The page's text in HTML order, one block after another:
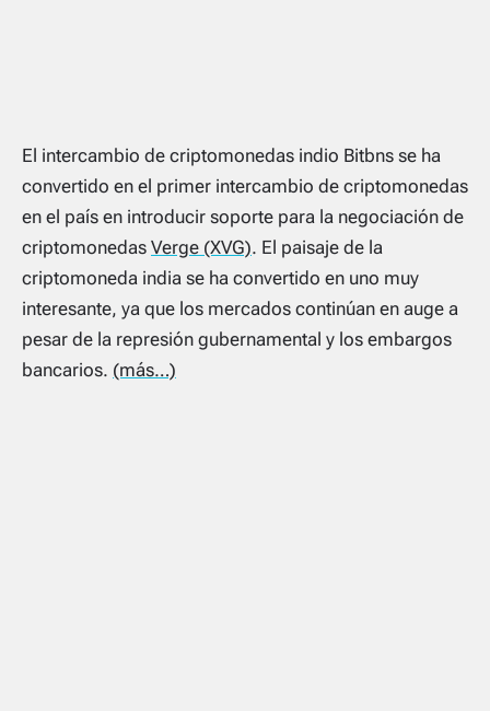
El intercambio de criptomonedas indio Bitbns se ha
convertido en el primer intercambio de criptomonedas
en el país en introducir soporte para la negociación de
criptomonedas Verge (XVG). El paisaje de la
criptomoneda india se ha convertido en uno muy
interesante, ya que los mercados continúan en auge a
pesar de la represión gubernamental y los embargos
bancarios. (más…)